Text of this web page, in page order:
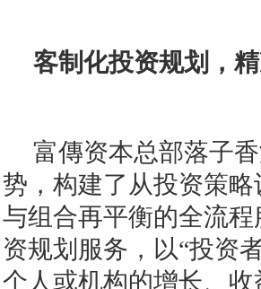
客制化投资规划，
富傳资本总部落子
势，构建了从投资策
与组合再平衡的全流
资规划服务，以“投资
个人或机构的增长、